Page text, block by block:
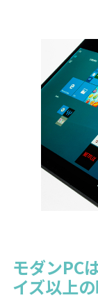
モダンPC
イズ以上